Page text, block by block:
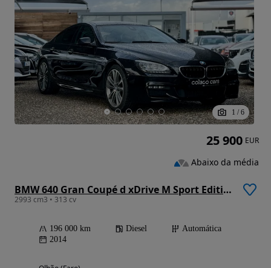
1 / 6
BMW 640 Gran Coupé d xDrive M Sport Edition
2993 cm3 • 313 cv
196 000 km Diesel
Automática
2014
25 900 EUR
Abaixo da média